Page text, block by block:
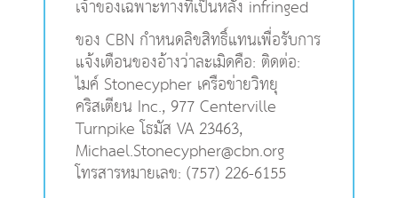
เจ้าของเฉพาะทางที่เป็นหลัง infringed
ของ CBN กำหนดลิขสิทธิ์แทนเพื่อรับการ
แจ้งเตือนของอ้างว่าละเมิดคือ: ติดต่อ:
ไมค์ Stonecypher เครือข่ายวิทยุ
คริสเตียน Inc., 977 Centerville
Turnpike โธมัส VA 23463,
Michael.Stonecypher@cbn.org
โทรสารหมายเลข: (757) 226-6155